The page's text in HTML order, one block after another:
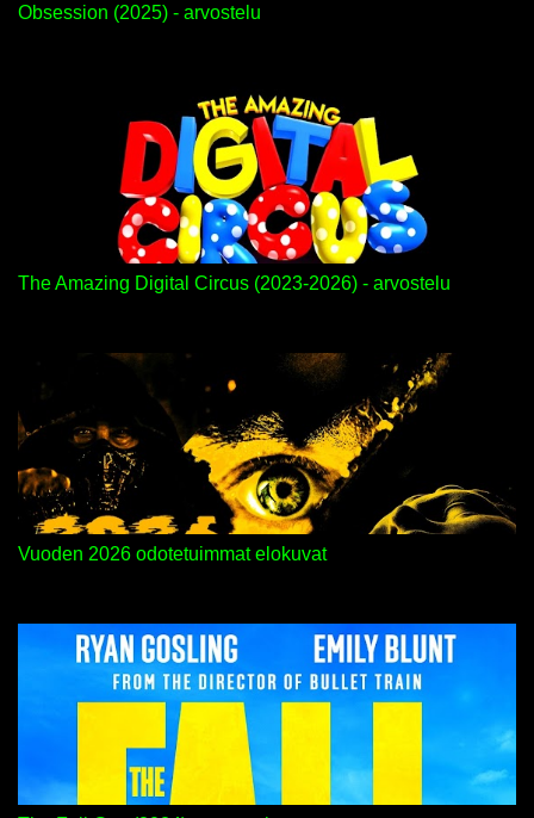
Obsession (2025) - arvostelu
The Amazing Digital Circus (2023-2026) - arvostelu
Vuoden 2026 odotetuimmat elokuvat